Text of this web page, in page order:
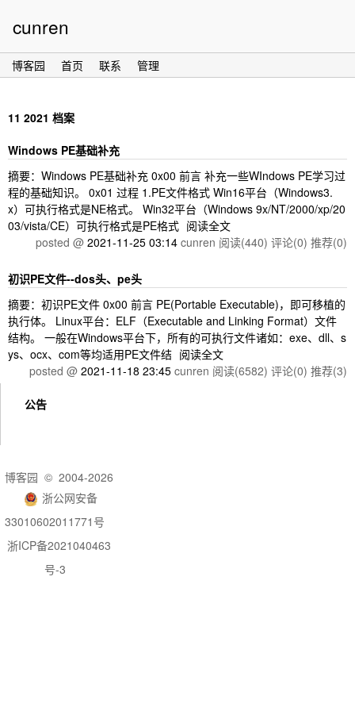
cunren
博客园 首页 联系 管理
11 2021 档案
Windows PE基础补充
摘要：Windows PE基础补充 0x00 前言 补充一些WIndows PE学习过
程的基础知识。 0x01 过程 1.PE文件格式 Win16平台（Windows3.
x）可执行格式是NE格式。 Win32平台（Windows 9x/NT/2000/xp/20
03/vista/CE）可执行格式是PE格式 阅读全文
posted @ 2021-11-25 03:14 cunren 阅读(440) 评论(0) 推荐(0)
初识PE文件--dos头、pe头
摘要：初识PE文件 0x00 前言 PE(Portable Executable)，即可移植的
执行体。 Linux平台：ELF（Executable and Linking Format）文件
结构。 一般在Windows平台下，所有的可执行文件诸如：exe、dll、s
ys、ocx、com等均适用PE文件结 阅读全文
posted @ 2021-11-18 23:45 cunren 阅读(6582) 评论(0) 推荐(3)
公告
博客园 © 2004-2026
浙公网安备
33010602011771号
浙ICP备2021040463
号-3